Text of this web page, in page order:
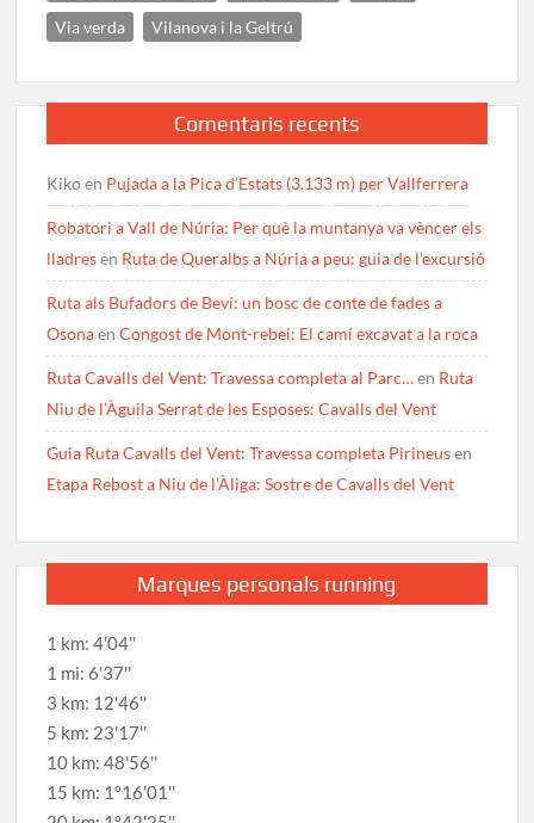
Via verda
Vilanova i la Geltrú
Comentaris recents
Kikoen Pujada a la Pica d’Estats (3.133 m) per Vallferrera
Robatori a Vall de Núria: Per què la muntanya va vèncer els
lladresen Ruta de Queralbs a Núria a peu: guia de l’excursió
Ruta als Bufadors de Beví: un bosc de conte de fades a
OsonaenCongost de Mont-rebei: El camí excavat a la roca
Ruta Cavalls del Vent: Travessa completa al Parc…en Ruta
Niu de l’Àguila Serrat de les Esposes: Cavalls del Vent
Guia Ruta Cavalls del Vent: Travessa completa Pirineusen
Etapa Rebost a Niu de l’Àliga: Sostre de Cavalls del Vent
Marques personals running
1 km: 4'04''
1 mi: 6'37''
3 km: 12'46''
5 km: 23'17''
10 km: 48'56''
15 km: 1º16'01''